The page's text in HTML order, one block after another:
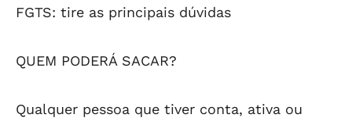
FGTS: tire as principais dúvidas
QUEM PODERÁ SACAR?
Qualquer pessoa que tiver conta, ativa ou